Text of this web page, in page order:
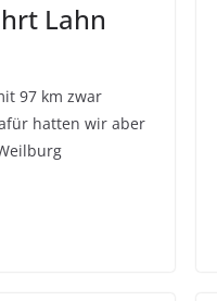
Lahn
97 km zwar
hatten wir aber